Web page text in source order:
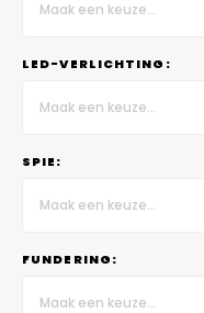
Maak een keuze...
LED-VERLICHTING:
Maak een keuze...
SPIE:
Maak een keuze...
FUNDERING:
Maak een keuze...